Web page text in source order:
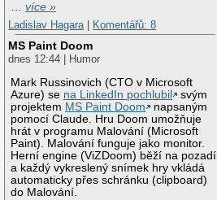
…více »
Ladislav Hagara
Komentářů: 8
MS Paint Doom
dnes 12:44 | Humor
Mark Russinovich (CTO v Microsoft
Azure) se na LinkedIn pochlubil
svým
projektem MS Paint Doom
napsaným
pomocí Claude. Hru Doom umožňuje
hrát v programu Malování (Microsoft
Paint). Malování funguje jako monitor.
Herní engine (ViZDoom) běží na pozadí
a každý vykreslený snímek hry vkládá
automaticky přes schránku (clipboard)
do Malování.